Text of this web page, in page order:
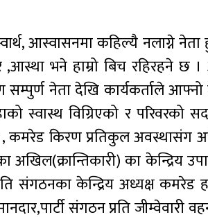
आस्वासनमा कहिल्यै नलाग्ने
भने हाम्रो बिच रहिरहने छ
नेता देखि कार्यकर्ताले
स्वास्थ विग्रिएको र परिवरको
कमरेड किरण प्रतिकुल अवस्थासंग
अखिल(क्रान्तिकारी) का केन्द्रिय
संगठनका केन्द्रिय अध्यक्ष कमरेड
संगठन प्रति जीम्वेवारी